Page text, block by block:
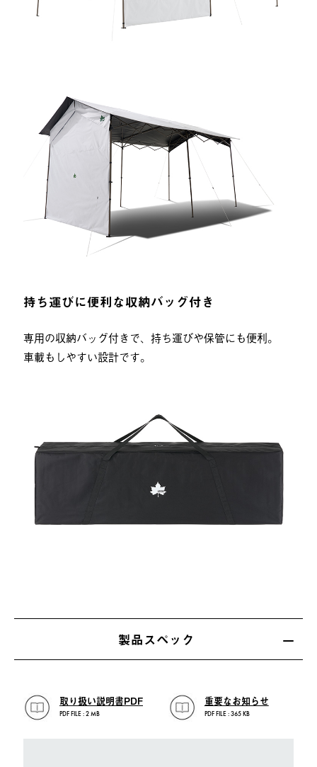
持ち運びに便利な収納バッグ付き
専用の収納バッグ付きで、持ち運びや保管にも便利。
車載もしやすい設計です。
製品スペック
取り扱い説明書PDF
PDF FILE : 2 MB
重要なお知らせ
PDF FILE : 365 KB